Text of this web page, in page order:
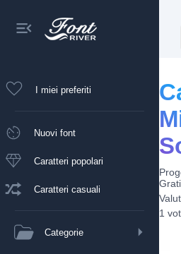
I miei preferiti
Nuovi font
Caratteri popolari
Caratteri casuali
Categorie
1